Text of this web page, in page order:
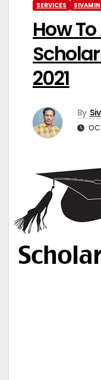
SERVICES SIVAMIN
How
2021
By